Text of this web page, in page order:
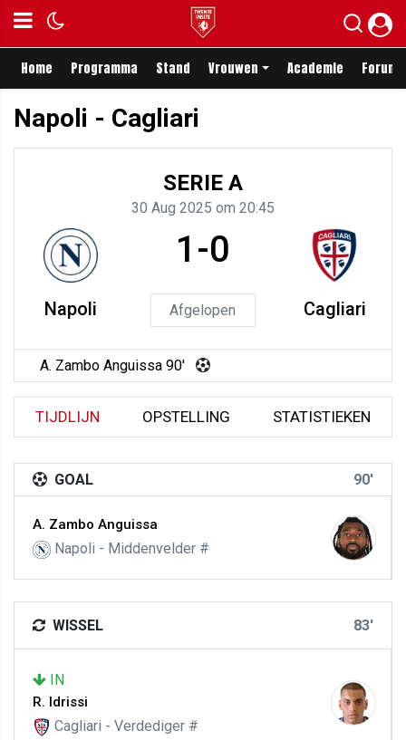
Home Programma Stand Vrouwen Academie Forum
Napoli - Cagliari
SERIE A
30 Aug 2025 om 20:45
Napoli
1-0
Afgelopen Cagliari
A. Zambo Anguissa 90'
TIJDLIJN OPSTELLING STATISTIEKEN
GOAL 90'
A. Zambo Anguissa
Napoli - Middenvelder #
WISSEL 83'
IN
R. Idrissi
Cagliari - Verdediger #